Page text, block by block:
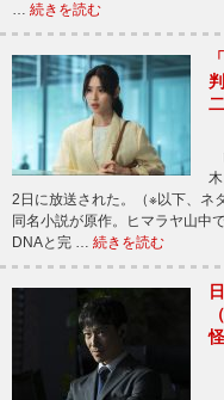
… 続きを読む
2日に放送された。（※以下、
同名小説が原作。ヒマラヤ山中
DNAと完 … 続きを読む